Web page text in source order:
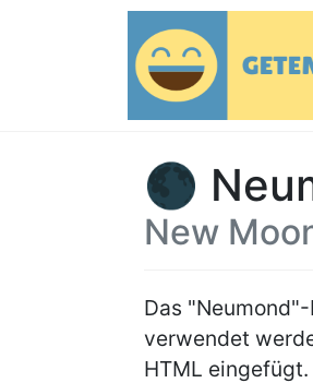
🌑
New
Das
verwendet
HTML